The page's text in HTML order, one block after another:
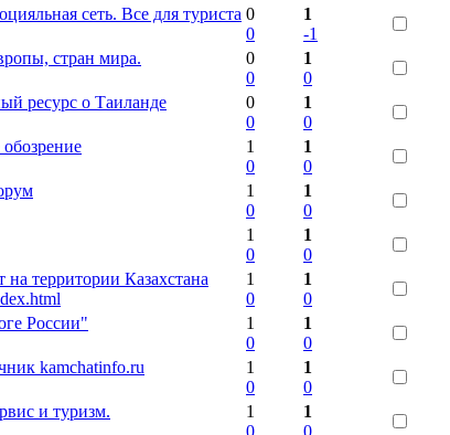
сеть. Все для туриста 0
0
1
-1
стран мира.
0
0
1
0
ресурс о Таиланде
0
0
1
0
1
0
1
0
1
0
1
0
1
0
1
0
территории Казахстана
1
0
1
0
России"
1
0
1
0
kamchatinfo.ru
1
0
1
0
и туризм.
1
0
1
0